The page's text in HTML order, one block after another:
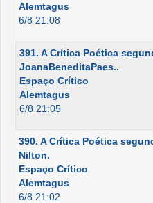
Alemtagus
6/8 21:08
391. A Crítica Poética
JoanaBeneditaPaes..
Espaço Crítico
Alemtagus
6/8 21:05
390. A Crítica Poética
Nilton.
Espaço Crítico
Alemtagus
6/8 21:02